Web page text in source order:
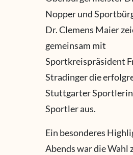
Nopper und
Dr. Clemens Maier
gemeinsam mit
Sportkreispräsident
Stradinger die
Stuttgarter
Sportler aus.
Ein besonderes
Abends war die Wahl